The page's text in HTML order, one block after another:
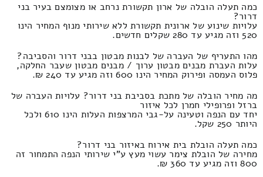
כמה תעלה הובלה של ארון תקשורת נרחב או מצומצם בעיר בני
דרור?
עלויות שינוע של ארונית תקשורת ללא שירותי מנוף המחיר הינו
520 וזה מגיע עד 280 שקלים חדשים.
מהו התעריף של העברה של לבנות מבטון בבני דרור והסביבה?
עלות העברת מבנים מבטון ערוך / מבנים מבטון שעבר החלקה,
פלוס העמסה ופירוק המחיר הינו 600 וזה מגיע עד 240 ₪.
מה מחיר הובלה של מתכת בסביבת בני דרור? עלויות העברה של
ברזל ופרופילי חמרן לכל איזור
יחד עם הנפה וטעינה על-גבי המרצפות העלות הינו 610 ולכל
היותר 250 שקל.
כמה תעלה הובלת בית אירוח באיזור בני דרור?
מחירה של הובלת צימר עשוי מעץ ע"י שירותי הנפה התמחור זה
800 וזה מגיע עד 360 ₪.